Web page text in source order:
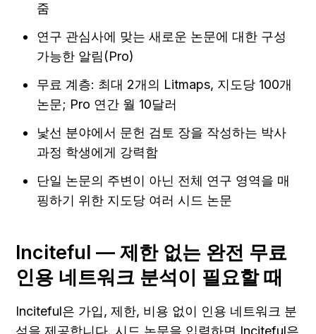
줌
연구 관심사에 맞는 새로운 논문에 대한 구성
가능한 알림(Pro)
무료 계층: 최대 2개의 Litmaps, 지도당 100개
논문; Pro 연간 월 10달러
낯선 분야에서 문헌 검토 장을 작성하는 박사
과정 학생에게 강력함
단일 논문의 주변이 아닌 전체 연구 영역을 매
핑하기 위한 지도당 여러 시드 논문
Inciteful — 제한 없는 완전 무료
인용 네트워크 분석이 필요할 때
Inciteful은 가입, 제한, 비용 없이 인용 네트워크 분
석을 제공합니다. 시드 논문을 입력하면 Inciteful은